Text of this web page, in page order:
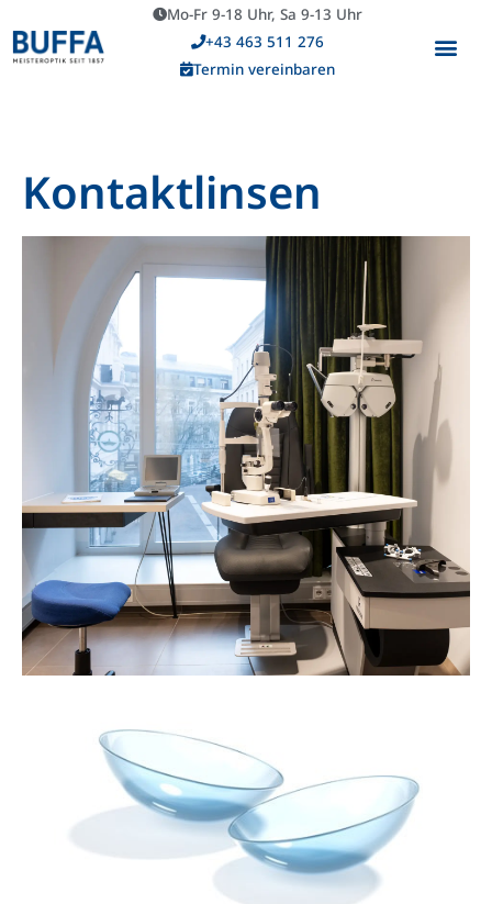
Mo-Fr 9-18 Uhr, Sa 9-13 Uhr
+43 463 511 276
Termin vereinbaren
Kontaktlinsen